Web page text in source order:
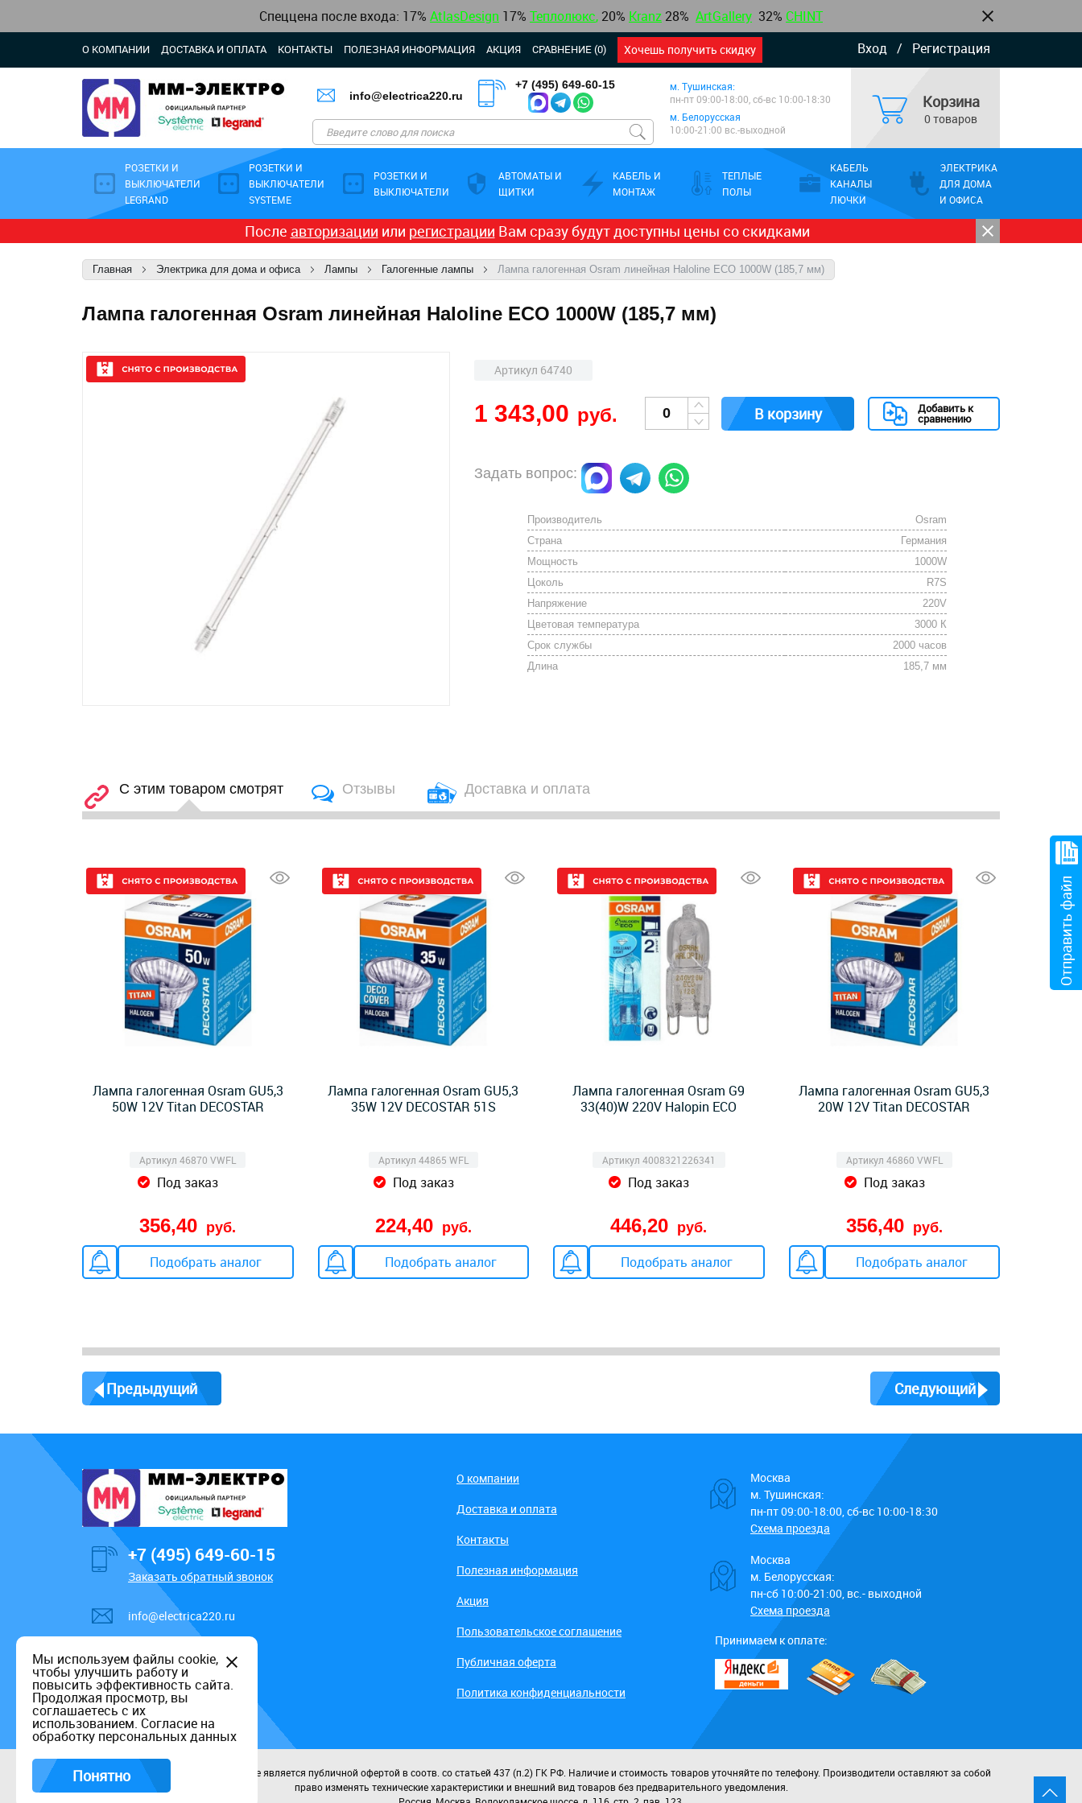
Спеццена после входа: 17% AtlasDesign 17% Теплолюкс, 20% Kranz 28% ArtGallery 32% CHINT
Вход / Регистрация
О КОМПАНИИ ДОСТАВКА И ОПЛАТА КОНТАКТЫ ПОЛЕЗНАЯ ИНФОРМАЦИЯ АКЦИЯ СРАВНЕНИЕ (0) Хочешь получить скидку
info@electrica220.ru
+7 (495) 649-60-15
м. Тушинская:
пн-пт 09:00-18:00, сб-вс 10:00-18:30
м. Белорусская
10:00-21:00 вс.-выходной
Корзина
0 товаров
РОЗЕТКИ И
ВЫКЛЮЧАТЕЛИ
LEGRAND
РОЗЕТКИ И
ВЫКЛЮЧАТЕЛИ
SYSTEME
РОЗЕТКИ И
ВЫКЛЮЧАТЕЛИ
АВТОМАТЫ И
ЩИТКИ
КАБЕЛЬ И
МОНТАЖ
ТЕПЛЫЕ
ПОЛЫ
КАБЕЛЬ
КАНАЛЫ
ЛЮЧКИ
ЭЛЕКТРИКА
ДЛЯ ДОМА
И ОФИСА
После авторизации или регистрации Вам сразу будут доступны цены со скидками
Главная Электрика для дома и офиса Лампы Галогенные лампы Лампа галогенная Osram линейная Haloline ECO 1000W (185,7 мм)
Лампа галогенная Osram линейная Haloline ECO 1000W (185,7 мм)
Артикул 64740
1 343,00 руб. В корзину Добавить к
сравнению
Задать вопрос:
Производитель
Osram
Страна
Германия
Мощность
1000W
Цоколь
R7S
Напряжение
220V
Цветовая температура
3000 К
Срок службы
2000 часов
Длина
185,7 мм
С этим товаром смотрят Отзывы Доставка и оплата
Лампа галогенная Osram GU5,3
50W 12V Titan DECOSTAR
Артикул 46870 VWFL
Под заказ
356,40 руб.
Подобрать аналог
Лампа галогенная Osram GU5,3
35W 12V DECOSTAR 51S
Артикул 44865 WFL
Под заказ
224,40 руб.
Подобрать аналог
Лампа галогенная Osram G9
33(40)W 220V Halopin ECO
Артикул 4008321226341
Под заказ
446,20 руб.
Подобрать аналог
Лампа галогенная Osram GU5,3
20W 12V Titan DECOSTAR
Артикул 46860 VWFL
Под заказ
356,40 руб.
Подобрать аналог
Предыдущий Следующий
+7 (495) 649-60-15
Заказать обратный звонок
info@electrica220.ru
О компании
Доставка и оплата
Контакты
Полезная информация
Акция
Пользовательское соглашение
Публичная оферта
Политика конфиденциальности
Москва
м. Тушинская:
пн-пт 09:00-18:00, сб-вс 10:00-18:30
Схема проезда
Москва
м. Белорусская:
пн-сб 10:00-21:00, вс.- выходной
Схема проезда
Принимаем к оплате:
Данный информационный ресурс не является публичной офертой в соотв. со статьей 437 (п.2) ГК РФ. Наличие и стоимость товаров уточняйте по телефону. Производители оставляют за собой
право изменять технические характеристики и внешний вид товаров без предварительного уведомления.
Отправить файл
Мы используем файлы cookie,
чтобы улучшить работу и
повысить эффективность сайта.
Продолжая просмотр, вы
соглашаетесь с их
использованием. Согласие на
обработку персональных данных
Понятно